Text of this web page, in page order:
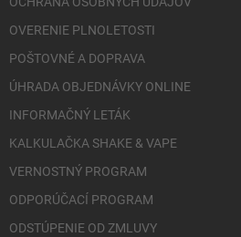
OVERENIE PLNOLETOSTI
POŠTOVNÉ A DOPRAVA
ÚHRADA OBJEDNÁVKY ONLINE
INFORMAČNÝ LETÁK
KALKULAČKA SHAKE & VAPE
VERNOSTNÝ PROGRAM
ODPORÚČACÍ PROGRAM
ODSTÚPENIE OD ZMLUVY